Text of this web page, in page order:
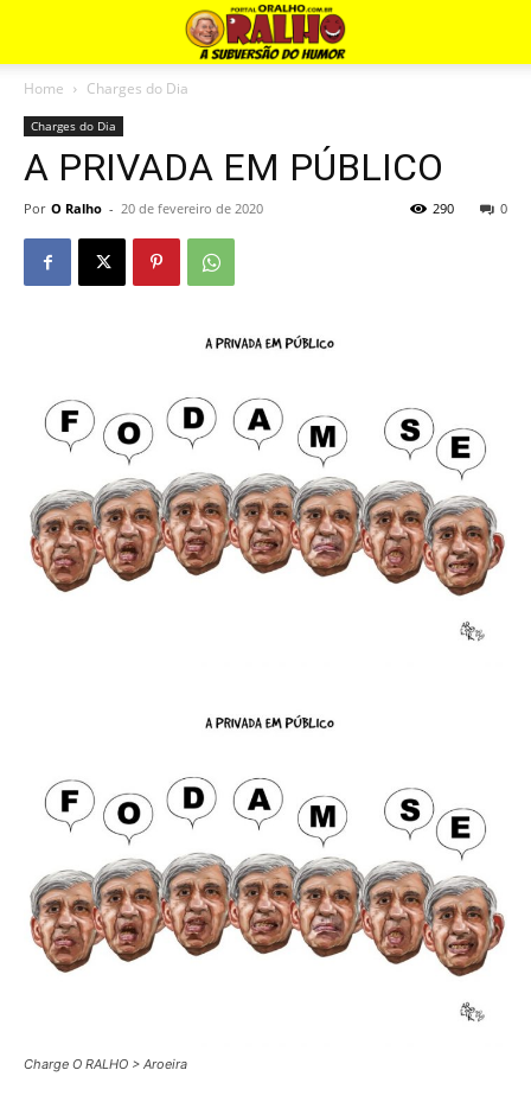
Home Charges do Dia
Charges do Dia
A PRIVADA EM PÚBLICO
Por O Ralho - 20 de fevereiro de 2020 0
290
Charge O RALHO > Aroeira